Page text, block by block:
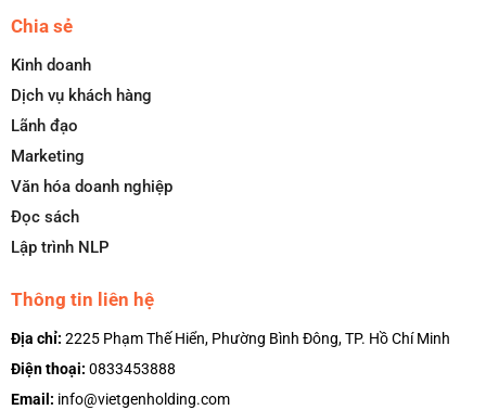
Chia sẻ
Kinh doanh
Dịch vụ khách hàng
Lãnh đạo
Marketing
Văn hóa doanh nghiệp
Đọc sách
Lập trình NLP
Thông tin liên hệ
Địa chỉ: 2225 Phạm Thế Hiển, Phường Bình Đông, TP. Hồ Chí Minh
Điện thoại: 0833453888
Email: info@vietgenholding.com